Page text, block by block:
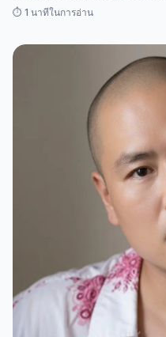
⏱️ 1 นาทีในการอ่าน